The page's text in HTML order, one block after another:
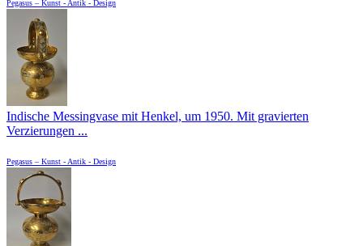
Pegasus – Kunst - Antik - Design
Indische Messingvase mit Henkel, um 1950. Mit gravierten
Verzierungen ...
Pegasus – Kunst - Antik - Design